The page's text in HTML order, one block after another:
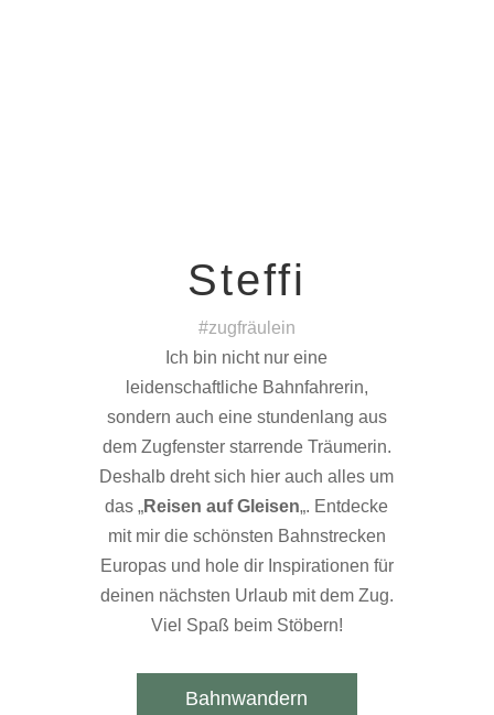
Steffi
#zugfräulein
Ich bin nicht nur eine
leidenschaftliche Bahnfahrerin,
sondern auch eine stundenlang aus
dem Zugfenster starrende Träumerin.
Deshalb dreht sich hier auch alles um
das „Reisen auf Gleisen„. Entdecke
mit mir die schönsten Bahnstrecken
Europas und hole dir Inspirationen für
deinen nächsten Urlaub mit dem Zug.
Viel Spaß beim Stöbern!
Bahnwandern